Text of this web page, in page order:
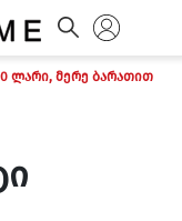
ლარი, მერე ბარათით